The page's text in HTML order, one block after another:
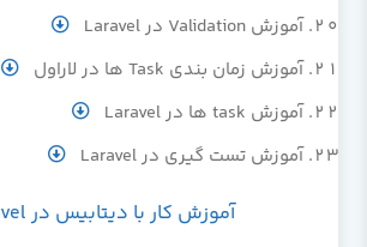
آموزش Validation در Laravel
آموزش زمان بندی Task ها در لاراول
آموزش task ها در Laravel
آموزش تست گیری در Laravel
آموزش کار با دیتابیس در Laravel